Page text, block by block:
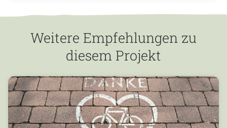
Weitere Empfehlungen zu
diesem Projekt